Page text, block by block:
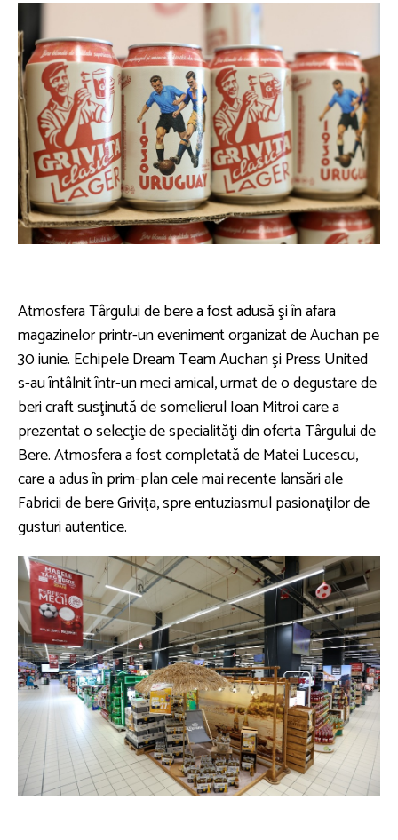
Atmosfera Târgului de bere a fost adusă şi în afara
magazinelor printr-un eveniment organizat de Auchan pe
30 iunie. Echipele Dream Team Auchan şi Press United
s-au întâlnit într-un meci amical, urmat de o degustare de
beri craft susţinută de somelierul Ioan Mitroi care a
prezentat o selecţie de specialităţi din oferta Târgului de
Bere. Atmosfera a fost completată de Matei Lucescu,
care a adus în prim-plan cele mai recente lansări ale
Fabricii de bere Griviţa, spre entuziasmul pasionaţilor de
gusturi autentice.